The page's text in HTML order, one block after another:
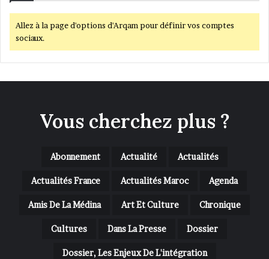
Allez à la page d'options d'Arqam pour définir vos comptes
sociaux.
Vous cherchez plus ?
Abonnement Actualité Actualités
Actualités France Actualités Maroc Agenda
Amis De La Médina Art Et Culture Chronique
Cultures Dans La Presse Dossier
Dossier, Les Enjeux De L'intégration